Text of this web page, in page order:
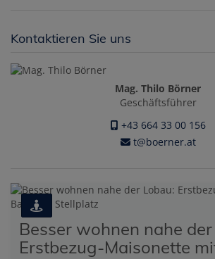
Kontaktieren Sie uns
Mag. Thilo Börner
Geschäftsführer
+43 664 33 00 156
t@boerner.at
Besser wohnen nahe
Erstbezug-Maisonette